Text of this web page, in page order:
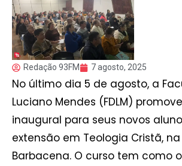
Redação 93FM 7 agosto, 2025
No último dia 5 de agosto, a
Luciano Mendes (FDLM)
inaugural para seus novos
extensão em Teologia Cristã,
Barbacena. O curso tem como